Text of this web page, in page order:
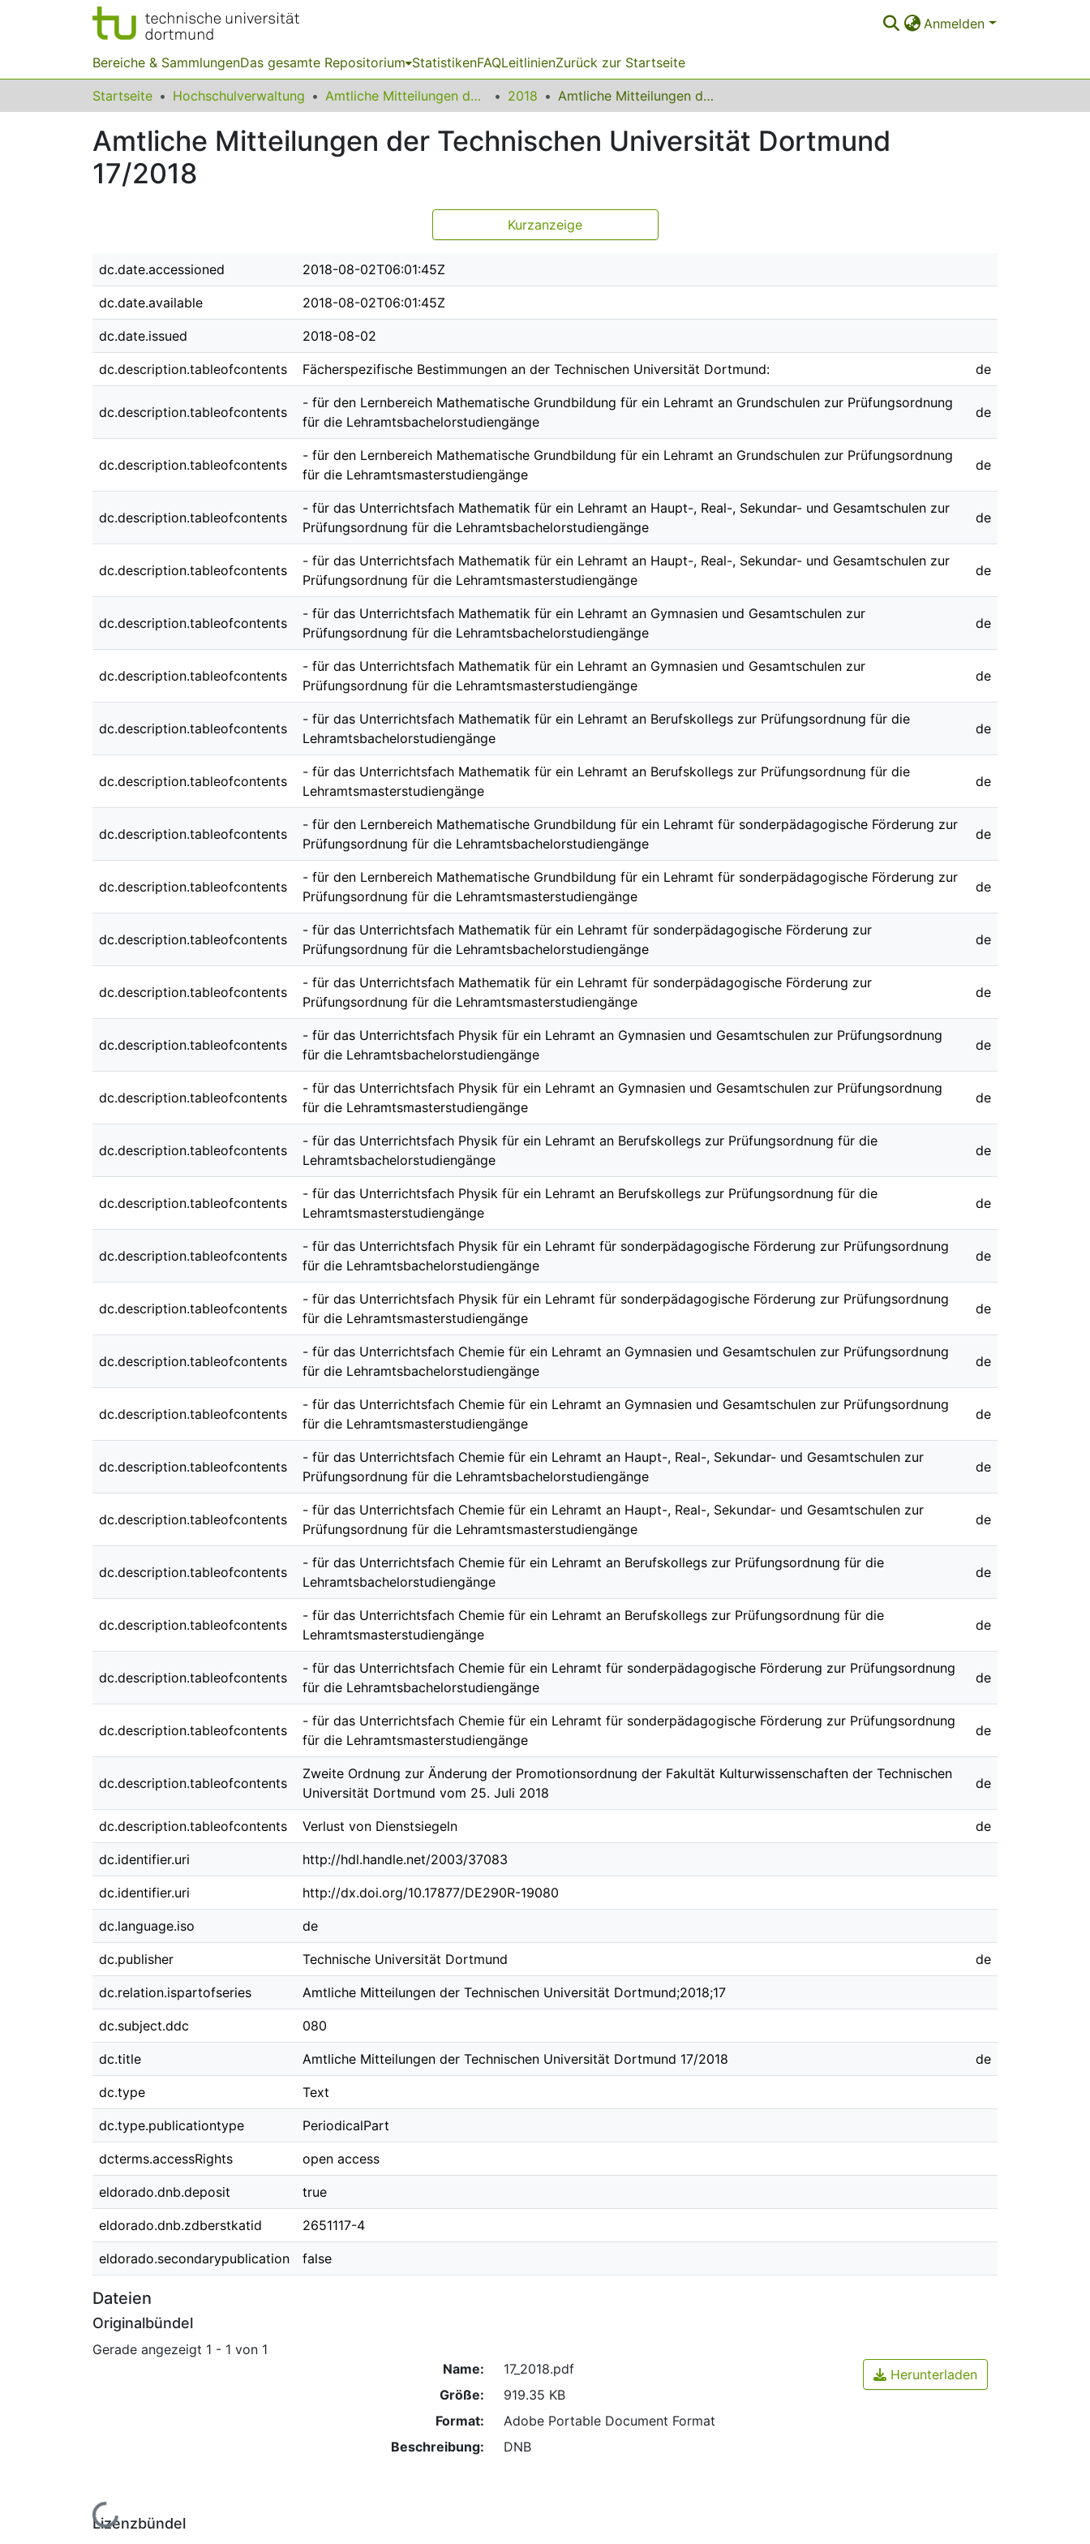
Anmelden
Bereiche & SammlungenDas gesamte Repositorium StatistikenFAQLeitlinienZurück zur Startseite
Startseite Hochschulverwaltung Amtliche Mitteilungen der Technischen Universität Dortmund 2018 Amtliche Mitteilungen der Technischen Universität Dortmund 17/2018
Amtliche Mitteilungen der Technischen Universität Dortmund
17/2018
Kurzanzeige
dc.date.accessioned 2018-08-02T06:01:45Z
dc.date.available 2018-08-02T06:01:45Z
dc.date.issued 2018-08-02
dc.description.tableofcontents Fächerspezifische Bestimmungen an der Technischen Universität Dortmund: de
dc.description.tableofcontents
- für den Lernbereich Mathematische Grundbildung für ein Lehramt an Grundschulen zur Prüfungsordnung
für die Lehramtsbachelorstudiengänge
de
dc.description.tableofcontents
- für den Lernbereich Mathematische Grundbildung für ein Lehramt an Grundschulen zur Prüfungsordnung
für die Lehramtsmasterstudiengänge
de
dc.description.tableofcontents
- für das Unterrichtsfach Mathematik für ein Lehramt an Haupt-, Real-, Sekundar- und Gesamtschulen zur
Prüfungsordnung für die Lehramtsbachelorstudiengänge
de
dc.description.tableofcontents
- für das Unterrichtsfach Mathematik für ein Lehramt an Haupt-, Real-, Sekundar- und Gesamtschulen zur
Prüfungsordnung für die Lehramtsmasterstudiengänge
de
dc.description.tableofcontents
- für das Unterrichtsfach Mathematik für ein Lehramt an Gymnasien und Gesamtschulen zur
Prüfungsordnung für die Lehramtsbachelorstudiengänge
de
dc.description.tableofcontents
- für das Unterrichtsfach Mathematik für ein Lehramt an Gymnasien und Gesamtschulen zur
Prüfungsordnung für die Lehramtsmasterstudiengänge
de
dc.description.tableofcontents
- für das Unterrichtsfach Mathematik für ein Lehramt an Berufskollegs zur Prüfungsordnung für die
Lehramtsbachelorstudiengänge
de
dc.description.tableofcontents
- für das Unterrichtsfach Mathematik für ein Lehramt an Berufskollegs zur Prüfungsordnung für die
Lehramtsmasterstudiengänge
de
dc.description.tableofcontents
- für den Lernbereich Mathematische Grundbildung für ein Lehramt für sonderpädagogische Förderung zur
Prüfungsordnung für die Lehramtsbachelorstudiengänge
de
dc.description.tableofcontents
- für den Lernbereich Mathematische Grundbildung für ein Lehramt für sonderpädagogische Förderung zur
Prüfungsordnung für die Lehramtsmasterstudiengänge
de
dc.description.tableofcontents
- für das Unterrichtsfach Mathematik für ein Lehramt für sonderpädagogische Förderung zur
Prüfungsordnung für die Lehramtsbachelorstudiengänge
de
dc.description.tableofcontents
- für das Unterrichtsfach Mathematik für ein Lehramt für sonderpädagogische Förderung zur
Prüfungsordnung für die Lehramtsmasterstudiengänge
de
dc.description.tableofcontents
- für das Unterrichtsfach Physik für ein Lehramt an Gymnasien und Gesamtschulen zur Prüfungsordnung
für die Lehramtsbachelorstudiengänge
de
dc.description.tableofcontents
- für das Unterrichtsfach Physik für ein Lehramt an Gymnasien und Gesamtschulen zur Prüfungsordnung
für die Lehramtsmasterstudiengänge
de
dc.description.tableofcontents
- für das Unterrichtsfach Physik für ein Lehramt an Berufskollegs zur Prüfungsordnung für die
Lehramtsbachelorstudiengänge
de
dc.description.tableofcontents
- für das Unterrichtsfach Physik für ein Lehramt an Berufskollegs zur Prüfungsordnung für die
Lehramtsmasterstudiengänge
de
dc.description.tableofcontents
- für das Unterrichtsfach Physik für ein Lehramt für sonderpädagogische Förderung zur Prüfungsordnung
für die Lehramtsbachelorstudiengänge
de
dc.description.tableofcontents
- für das Unterrichtsfach Physik für ein Lehramt für sonderpädagogische Förderung zur Prüfungsordnung
für die Lehramtsmasterstudiengänge
de
dc.description.tableofcontents
- für das Unterrichtsfach Chemie für ein Lehramt an Gymnasien und Gesamtschulen zur Prüfungsordnung
für die Lehramtsbachelorstudiengänge
de
dc.description.tableofcontents
- für das Unterrichtsfach Chemie für ein Lehramt an Gymnasien und Gesamtschulen zur Prüfungsordnung
für die Lehramtsmasterstudiengänge
de
dc.description.tableofcontents
- für das Unterrichtsfach Chemie für ein Lehramt an Haupt-, Real-, Sekundar- und Gesamtschulen zur
Prüfungsordnung für die Lehramtsbachelorstudiengänge
de
dc.description.tableofcontents
- für das Unterrichtsfach Chemie für ein Lehramt an Haupt-, Real-, Sekundar- und Gesamtschulen zur
Prüfungsordnung für die Lehramtsmasterstudiengänge
de
dc.description.tableofcontents
- für das Unterrichtsfach Chemie für ein Lehramt an Berufskollegs zur Prüfungsordnung für die
Lehramtsbachelorstudiengänge
de
dc.description.tableofcontents
- für das Unterrichtsfach Chemie für ein Lehramt an Berufskollegs zur Prüfungsordnung für die
Lehramtsmasterstudiengänge
de
dc.description.tableofcontents
- für das Unterrichtsfach Chemie für ein Lehramt für sonderpädagogische Förderung zur Prüfungsordnung
für die Lehramtsbachelorstudiengänge
de
dc.description.tableofcontents
- für das Unterrichtsfach Chemie für ein Lehramt für sonderpädagogische Förderung zur Prüfungsordnung
für die Lehramtsmasterstudiengänge
de
dc.description.tableofcontents
Zweite Ordnung zur Änderung der Promotionsordnung der Fakultät Kulturwissenschaften der Technischen
Universität Dortmund vom 25. Juli 2018
de
dc.description.tableofcontents Verlust von Dienstsiegeln de
dc.identifier.uri http://hdl.handle.net/2003/37083
dc.identifier.uri http://dx.doi.org/10.17877/DE290R-19080
dc.language.iso de
dc.publisher Technische Universität Dortmund de
dc.relation.ispartofseries Amtliche Mitteilungen der Technischen Universität Dortmund;2018;17
dc.subject.ddc 080
dc.title Amtliche Mitteilungen der Technischen Universität Dortmund 17/2018 de
dc.type Text
dc.type.publicationtype PeriodicalPart
dcterms.accessRights open access
eldorado.dnb.deposit true
eldorado.dnb.zdberstkatid 2651117-4
eldorado.secondarypublication false
Dateien
Originalbündel
Gerade angezeigt 1 - 1 von 1
Lade...
Name:
17_2018.pdf
Größe:
919.35 KB
Format:
Adobe Portable Document Format
Beschreibung:
DNB
Herunterladen
Lizenzbündel